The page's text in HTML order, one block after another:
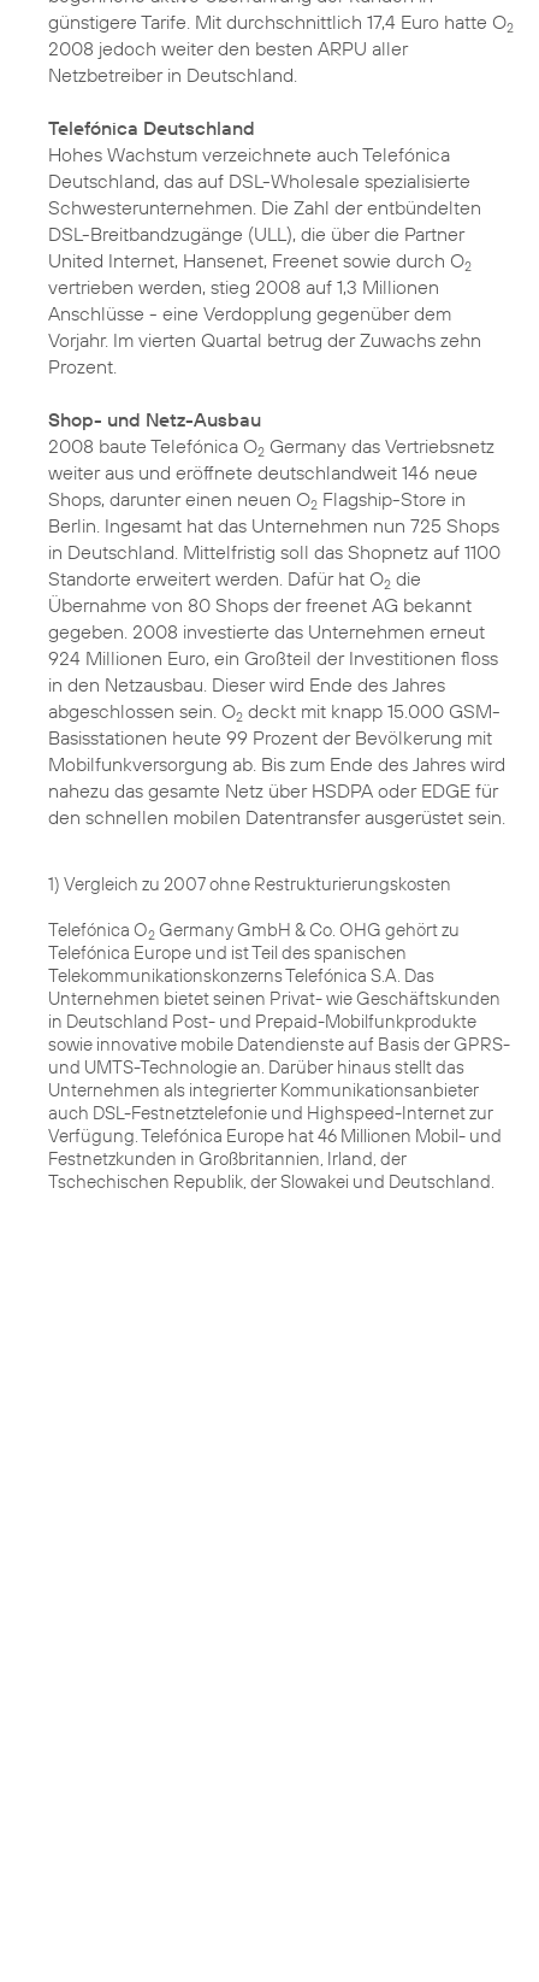
günstigere Tarife. Mit durchschnittlich 17,4 Euro hatte O2
2008 jedoch weiter den besten ARPU aller
Netzbetreiber in Deutschland.
Telefónica Deutschland
Hohes Wachstum verzeichnete auch Telefónica
Deutschland, das auf DSL-Wholesale spezialisierte
Schwesterunternehmen. Die Zahl der entbündelten
DSL-Breitbandzugänge (ULL), die über die Partner
United Internet, Hansenet, Freenet sowie durch O2
vertrieben werden, stieg 2008 auf 1,3 Millionen
Anschlüsse - eine Verdopplung gegenüber dem
Vorjahr. Im vierten Quartal betrug der Zuwachs zehn
Prozent.
Shop- und Netz-Ausbau
2008 baute Telefónica O2 Germany das Vertriebsnetz
weiter aus und eröffnete deutschlandweit 146 neue
Shops, darunter einen neuen O2 Flagship-Store in
Berlin. Ingesamt hat das Unternehmen nun 725 Shops
in Deutschland. Mittelfristig soll das Shopnetz auf 1100
Standorte erweitert werden. Dafür hat O2 die
Übernahme von 80 Shops der freenet AG bekannt
gegeben. 2008 investierte das Unternehmen erneut
924 Millionen Euro, ein Großteil der Investitionen floss
in den Netzausbau. Dieser wird Ende des Jahres
abgeschlossen sein. O2 deckt mit knapp 15.000 GSM-
Basisstationen heute 99 Prozent der Bevölkerung mit
Mobilfunkversorgung ab. Bis zum Ende des Jahres wird
nahezu das gesamte Netz über HSDPA oder EDGE für
den schnellen mobilen Datentransfer ausgerüstet sein.
1) Vergleich zu 2007 ohne Restrukturierungskosten
Telefónica O2 Germany GmbH & Co. OHG gehört zu
Telefónica Europe und ist Teil des spanischen
Telekommunikationskonzerns Telefónica S.A. Das
Unternehmen bietet seinen Privat- wie Geschäftskunden
in Deutschland Post- und Prepaid-Mobilfunkprodukte
sowie innovative mobile Datendienste auf Basis der GPRS-
und UMTS-Technologie an. Darüber hinaus stellt das
Unternehmen als integrierter Kommunikationsanbieter
auch DSL-Festnetztelefonie und Highspeed-Internet zur
Verfügung. Telefónica Europe hat 46 Millionen Mobil- und
Festnetzkunden in Großbritannien, Irland, der
Tschechischen Republik, der Slowakei und Deutschland.